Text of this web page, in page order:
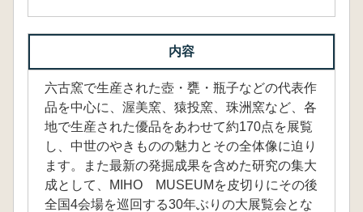
内容
六古窯で生産された壺・甕・瓶子などの代表作
品を中心に、渥美窯、猿投窯、珠洲窯など、各
地で生産された優品をあわせて約170点を展覧
し、中世のやきものの魅力とその全体像に迫り
ます。また最新の発掘成果を含めた研究の集大
成として、MIHO MUSEUMを皮切りにその後
全国4会場を巡回する30年ぶりの大展覧会とな